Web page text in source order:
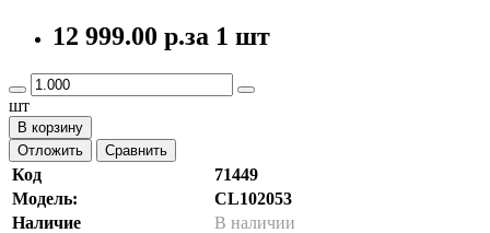
12 999.00 р.за 1 шт
шт
В корзину
Отложить
Сравнить
Код
71449
Модель:
CL102053
Наличие
В наличии